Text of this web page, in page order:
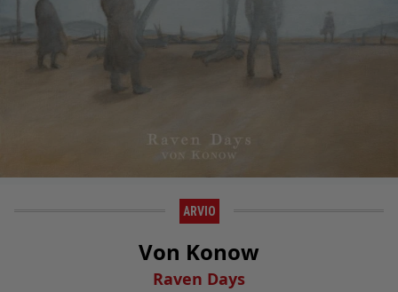
ARVIO
Von Konow
Raven Days